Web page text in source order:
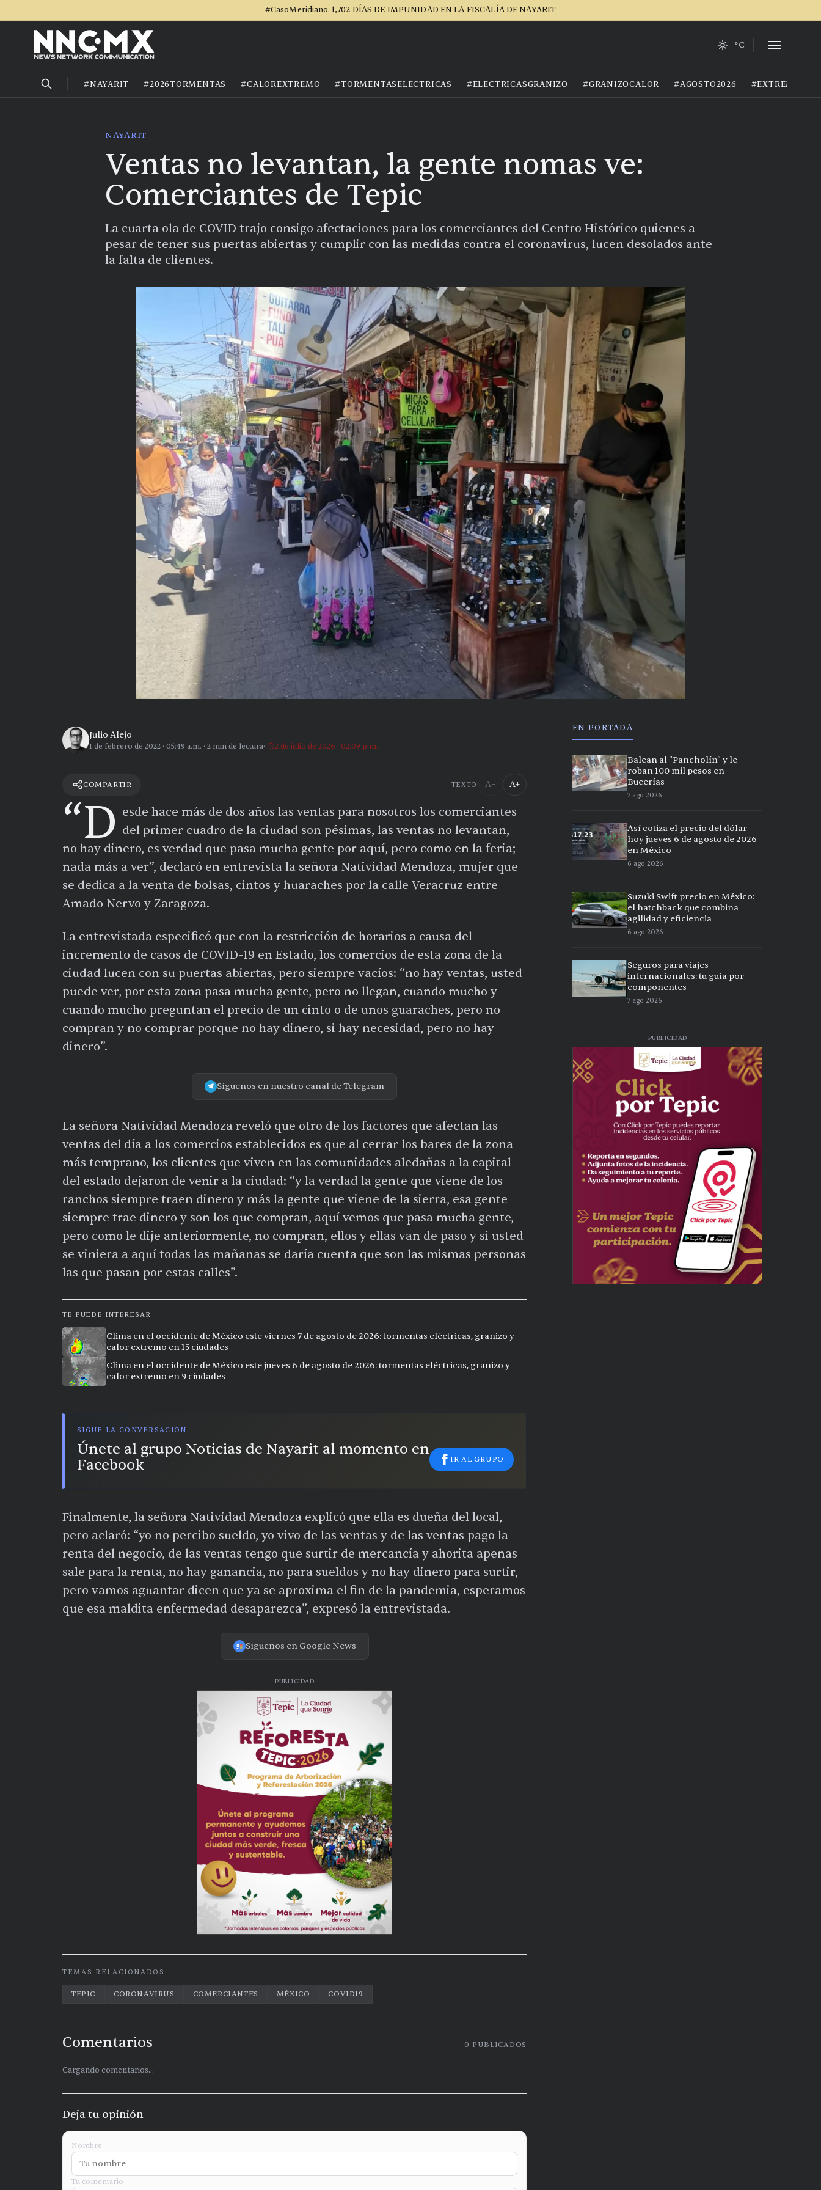
#CasoMeridiano. 1,702 DÍAS DE IMPUNIDAD EN LA FISCALÍA DE NAYARIT
--°C
#NAYARIT #2026TORMENTAS #CALOREXTREMO #TORMENTASELECTRICAS #ELECTRICASGRANIZO #GRANIZOCALOR #AGOSTO2026
NAYARIT
Ventas no levantan, la gente nomas ve:
Comerciantes de Tepic
La cuarta ola de COVID trajo consigo afectaciones para los comerciantes del Centro Histórico quienes a
pesar de tener sus puertas abiertas y cumplir con las medidas contra el coronavirus, lucen desolados ante
la falta de clientes.
Julio Alejo
1 de febrero de 2022 · 05:49 a.m. · 2 min de lectura 2 de julio de 2026 · 02:09 p.m.
COMPARTIR TEXTO A− A+
“D esde hace más de dos años las ventas para nosotros los comerciantes
del primer cuadro de la ciudad son pésimas, las ventas no levantan,
no hay dinero, es verdad que pasa mucha gente por aquí, pero como en la feria;
nada más a ver”, declaró en entrevista la señora Natividad Mendoza, mujer que
se dedica a la venta de bolsas, cintos y huaraches por la calle Veracruz entre
Amado Nervo y Zaragoza.
La entrevistada especificó que con la restricción de horarios a causa del
incremento de casos de COVID-19 en Estado, los comercios de esta zona de la
ciudad lucen con su puertas abiertas, pero siempre vacíos: “no hay ventas, usted
puede ver, por esta zona pasa mucha gente, pero no llegan, cuando mucho y
cuando mucho preguntan el precio de un cinto o de unos guaraches, pero no
compran y no comprar porque no hay dinero, si hay necesidad, pero no hay
dinero”.
Síguenos en nuestro canal de Telegram
La señora Natividad Mendoza reveló que otro de los factores que afectan las
ventas del día a los comercios establecidos es que al cerrar los bares de la zona
más temprano, los clientes que viven en las comunidades aledañas a la capital
del estado dejaron de venir a la ciudad: “y la verdad la gente que viene de los
ranchos siempre traen dinero y más la gente que viene de la sierra, esa gente
siempre trae dinero y son los que compran, aquí vemos que pasa mucha gente,
pero como le dije anteriormente, no compran, ellos y ellas van de paso y si usted
se viniera a aquí todas las mañanas se daría cuenta que son las mismas personas
las que pasan por estas calles”.
TE PUEDE INTERESAR
Clima en el occidente de México este viernes 7 de agosto de 2026: tormentas eléctricas, granizo y
calor extremo en 15 ciudades
Clima en el occidente de México este jueves 6 de agosto de 2026: tormentas eléctricas, granizo y
calor extremo en 9 ciudades
SIGUE LA CONVERSACIÓN
Únete al grupo Noticias de Nayarit al momento en
Facebook
IR AL GRUPO
Finalmente, la señora Natividad Mendoza explicó que ella es dueña del local,
pero aclaró: “yo no percibo sueldo, yo vivo de las ventas y de las ventas pago la
renta del negocio, de las ventas tengo que surtir de mercancía y ahorita apenas
sale para la renta, no hay ganancia, no para sueldos y no hay dinero para surtir,
pero vamos aguantar dicen que ya se aproxima el fin de la pandemia, esperamos
que esa maldita enfermedad desaparezca”, expresó la entrevistada.
Síguenos en Google News
PUBLICIDAD
TEMAS RELACIONADOS:
TEPIC CORONAVIRUS COMERCIANTES MÉXICO COVID19
Comentarios 0 PUBLICADOS
Cargando comentarios...
Deja tu opinión
Nombre
Tu comentario
EN PORTADA
Balean al "Pancholín" y le
roban 100 mil pesos en
Bucerías
7 ago 2026
Así cotiza el precio del dólar
hoy jueves 6 de agosto de 2026
en México
6 ago 2026
Suzuki Swift precio en México:
el hatchback que combina
agilidad y eficiencia
6 ago 2026
Seguros para viajes
internacionales: tu guía por
componentes
7 ago 2026
PUBLICIDAD